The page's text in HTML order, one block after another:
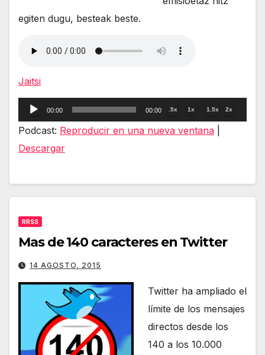
egiten dugu, besteak beste.
Jaitsi
Reproductor
de
00:00 00:00 .5x 1x 1.5x 2x
Podcast: Reproducir en una nueva ventana
Descargar
RRSS
Mas de 140 caracteres en Twitter
14 AGOSTO, 2015
Twitter ha ampliado el
límite de los mensajes
directos desde los
140 a los 10.000